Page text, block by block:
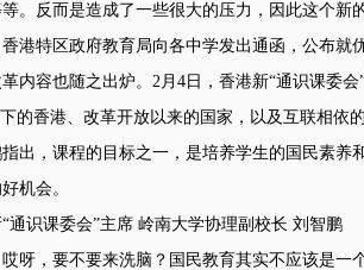
。反而是造成了一些很大的压力，因此这个新
特区政府教育局向各中学发出通函，公布就
内容也随之出炉。2月4日，香港新“通识课委
的香港、改革开放以来的国家，以及互联相依
，课程的目标之一，是培养学生的国民素养
机会。
识课委会”主席 岭南大学协理副校长 刘智鹏
，要不要来洗脑？国民教育其实不应该是一